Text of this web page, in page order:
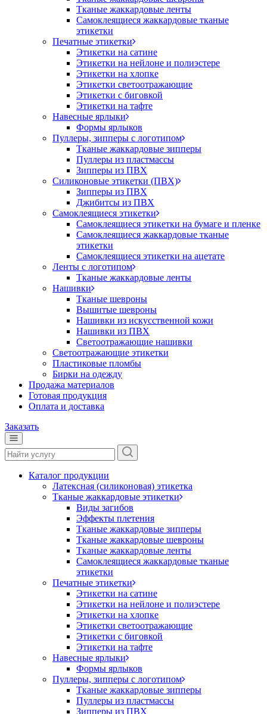
Тканые жаккардовые ленты
Самоклеящиеся жаккардовые тканые
этикетки
Печатные этикетки
Этикетки на сатине
Этикетки на нейлоне и полиэстере
Этикетки на хлопке
Этикетки светоотражающие
Этикетки с биговкой
Этикетки на тафте
Навесные ярлыки
Формы ярлыков
Пуллеры, зипперы с логотипом
Тканые жаккардовые зипперы
Пуллеры из пластмассы
Зипперы из ПВХ
Силиконовые этикетки (ПВХ)
Зипперы из ПВХ
Джибитсы из ПВХ
Самоклеящиеся этикетки
Самоклеящиеся этикетки на бумаге и пленке
Самоклеящиеся жаккардовые тканые
этикетки
Самоклеящиеся этикетки на ацетате
Ленты с логотипом
Тканые жаккардовые ленты
Нашивки
Тканые шевроны
Вышитые шевроны
Нашивки из искусственной кожи
Нашивки из ПВХ
Светоотражающие нашивки
Светоотражающие этикетки
Пластиковые пломбы
Бирки на одежду
Продажа материалов
Готовая продукция
Оплата и доставка
Заказать
Каталог продукции
Латексная (силиконовая) этикетка
Тканые жаккардовые этикетки
Виды загибов
Эффекты плетения
Тканые жаккардовые зипперы
Тканые жаккардовые шевроны
Тканые жаккардовые ленты
Самоклеящиеся жаккардовые тканые
этикетки
Печатные этикетки
Этикетки на сатине
Этикетки на нейлоне и полиэстере
Этикетки на хлопке
Этикетки светоотражающие
Этикетки с биговкой
Этикетки на тафте
Навесные ярлыки
Формы ярлыков
Пуллеры, зипперы с логотипом
Тканые жаккардовые зипперы
Пуллеры из пластмассы
Зипперы из ПВХ